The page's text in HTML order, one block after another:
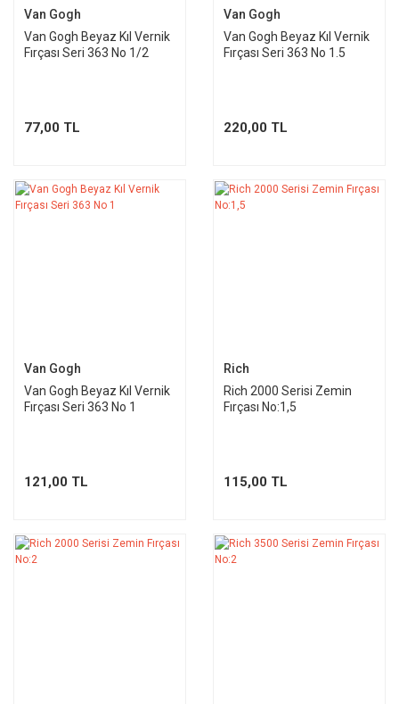
Van Gogh
Van Gogh Beyaz Kıl Vernik
Fırçası Seri 363 No 1/2
77,00 TL
Van Gogh
Van Gogh Beyaz Kıl Vernik
Fırçası Seri 363 No 1.5
220,00 TL
Van Gogh
Van Gogh Beyaz Kıl Vernik
Fırçası Seri 363 No 1
121,00 TL
Rich
Rich 2000 Serisi Zemin
Fırçası No:1,5
115,00 TL